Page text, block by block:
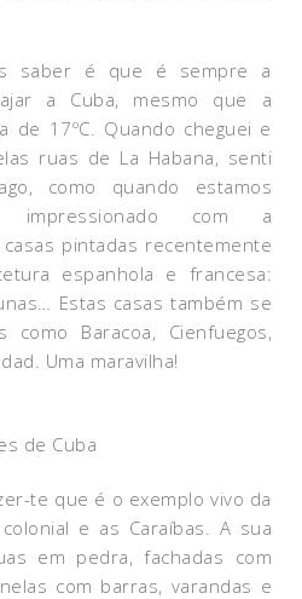
saber é que é sempre a
a Cuba, mesmo que a
de 17ºC. Quando cheguei e
ruas de La Habana, senti
como quando estamos
impressionado com a
pintadas recentemente
espanhola e francesa:
Estas casas também se
como Baracoa, Cienfuegos,
Uma maravilha!
de Cuba
te que é o exemplo vivo da
e as Caraíbas. A sua
em pedra, fachadas com
com barras, varandas e